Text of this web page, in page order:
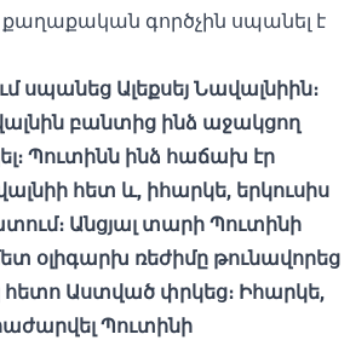
քաղաքական գործչին սպանել է
սպանեց Ալեքսեյ Նավալնիին։
բանտից ինձ աջակցող
։ Պուտինն ինձ հաճախ էր
հետ և, իհարկե, երկուսիս
Անցյալ տարի Պուտինի
օլիգարխ ռեժիմը թունավորեց
հետո Աստված փրկեց։ Իհարկե,
Պուտինի